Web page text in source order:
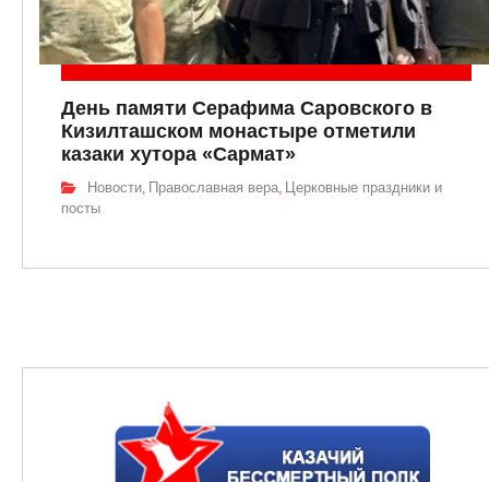
День памяти Серафима Саровского в
Кизилташском монастыре отметили
казаки хутора «Сармат»
Новости, Православная вера, Церковные праздники и
посты